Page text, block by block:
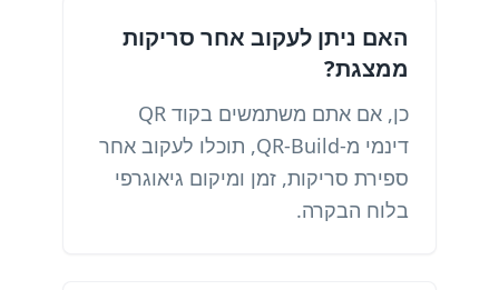
האם ניתן לעקוב אחר סריקות
ממצגת?
כן, אם אתם משתמשים בקוד QR
דינמי מ-QR-Build, תוכלו לעקוב אחר
ספירת סריקות, זמן ומיקום גיאוגרפי
בלוח הבקרה.